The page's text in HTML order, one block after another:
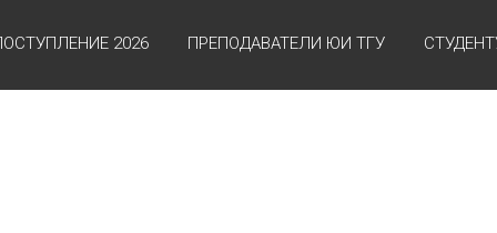
2026 ПРЕПОДАВАТЕЛИ ЮИ ТГУ